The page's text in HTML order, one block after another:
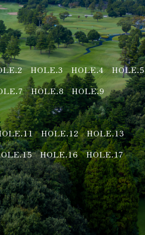
HOLE.3 HOLE.4
HOLE.5
HOLE.8
HOLE.9
HOLE.12
HOLE.13
HOLE.16
HOLE.17